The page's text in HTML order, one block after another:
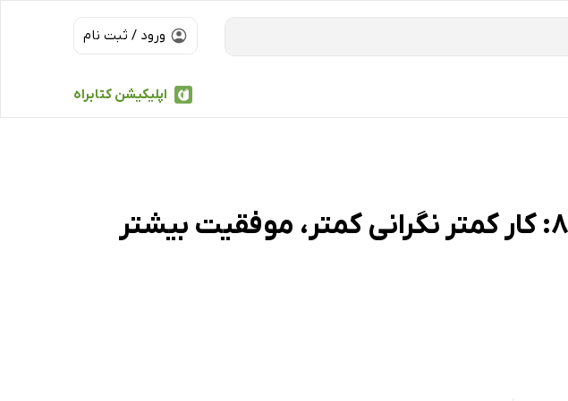
ورود / ثبت نام
اپلیکیشن کتابراه
کتاب زندگی به روش 80/20: کار کمتر نگرانی کمتر، موفقیت بیشتر